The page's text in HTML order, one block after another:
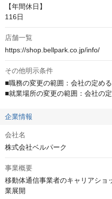
【年間休日】
116日
店舗一覧
https://shop.bellpark.co.jp/info/
その他明示条件
■職務の変更の範囲：会社の定め
■就業場所の変更の範囲：会社の
企業情報
会社名
株式会社ベルパーク
事業概要
移動体通信事業者のキャリアショ
業展開